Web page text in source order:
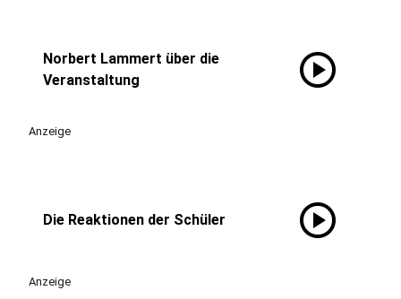
Norbert Lammert über die
Veranstaltung
play_circle
Anzeige
Die Reaktionen der Schüler play_circle
Anzeige